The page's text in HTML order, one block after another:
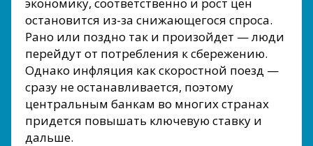
остановится из-за снижающегося спроса.
Рано или поздно так и произойдет — люди
перейдут от потребления к сбережению.
Однако инфляция как скоростной поезд —
сразу не останавливается, поэтому
центральным банкам во многих странах
придется повышать ключевую ставку и
дальше.